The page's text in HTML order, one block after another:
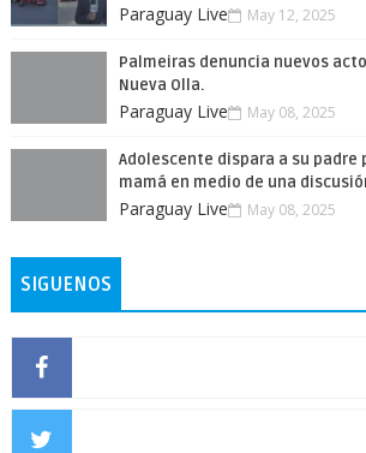
Paraguay Live May 12, 2025
Palmeiras denuncia nuevos
Nueva Olla.
Paraguay Live May 08, 2025
Adolescente dispara a su padre
mamá en medio de una
Paraguay Live May 08, 2025
SIGUENOS